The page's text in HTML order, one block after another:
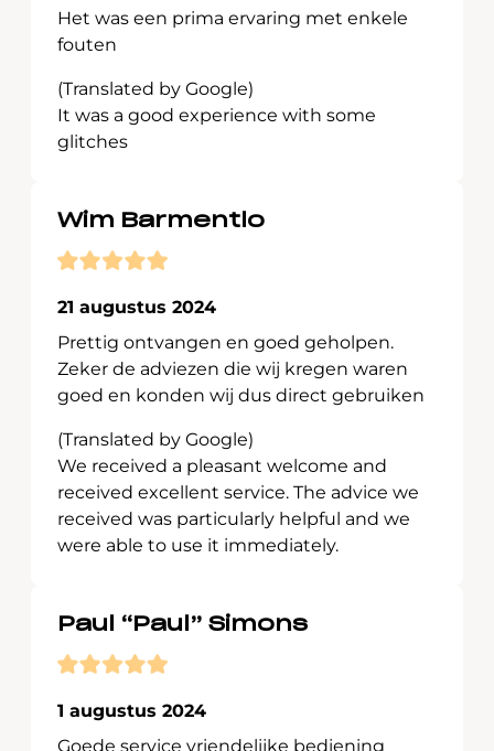
Het was een prima ervaring met enkele
fouten
(Translated by Google)
It was a good experience with some
glitches
Wim Barmentlo
21 augustus 2024
Prettig ontvangen en goed geholpen.
Zeker de adviezen die wij kregen waren
goed en konden wij dus direct gebruiken
(Translated by Google)
We received a pleasant welcome and
received excellent service. The advice we
received was particularly helpful and we
were able to use it immediately.
Paul “Paul” Simons
1 augustus 2024
Goede service vriendelijke bediening